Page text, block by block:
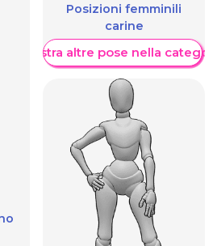
Posizioni femminili
carine
Mostra altre pose nella